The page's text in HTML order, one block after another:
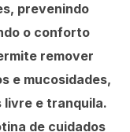
prevenindo
o conforto
remover
e mucosidades,
livre e tranquila.
de cuidados